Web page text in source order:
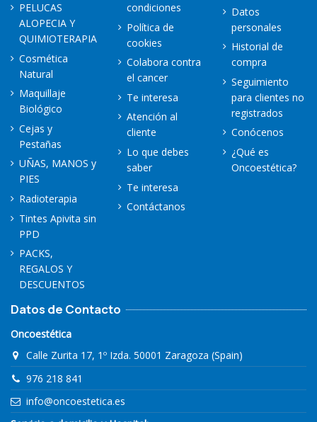
PELUCAS
ALOPECIA Y
QUIMIOTERAPIA
Cosmética
Natural
Maquillaje
Biológico
Cejas y
Pestañas
UÑAS, MANOS y
PIES
Radioterapia
Tintes Apivita sin
PPD
PACKS,
REGALOS Y
DESCUENTOS
condiciones
Política de
cookies
Colabora contra
el cancer
Te interesa
Atención al
cliente
Lo que debes
saber
Te interesa
Contáctanos
Datos
personales
Historial de
compra
Seguimiento
para clientes no
registrados
Conócenos
¿Qué es
Oncoestética?
Datos de Contacto
Oncoestética
Calle Zurita 17, 1º Izda. 50001 Zaragoza (Spain)
976 218 841
info@oncoestetica.es